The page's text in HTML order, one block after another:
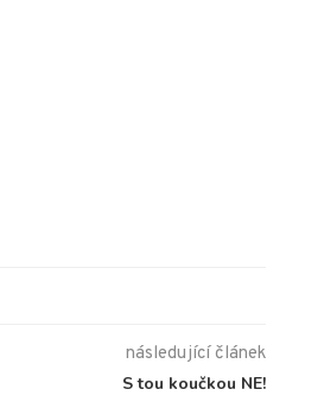
následující článek
S tou koučkou NE!